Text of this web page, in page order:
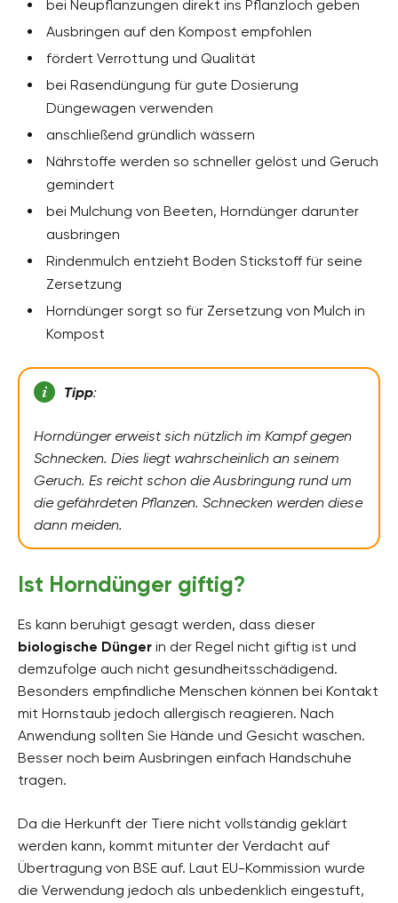
bei Neupflanzungen direkt ins Pflanzloch geben
Ausbringen auf den Kompost empfohlen
fördert Verrottung und Qualität
bei Rasendüngung für gute Dosierung
Düngewagen verwenden
anschließend gründlich wässern
Nährstoffe werden so schneller gelöst und Geruch
gemindert
bei Mulchung von Beeten, Horndünger darunter
ausbringen
Rindenmulch entzieht Boden Stickstoff für seine
Zersetzung
Horndünger sorgt so für Zersetzung von Mulch in
Kompost
Tipp:
Horndünger erweist sich nützlich im Kampf gegen
Schnecken. Dies liegt wahrscheinlich an seinem
Geruch. Es reicht schon die Ausbringung rund um
die gefährdeten Pflanzen. Schnecken werden diese
dann meiden.
Ist Horndünger giftig?
Es kann beruhigt gesagt werden, dass dieser
biologische Dünger in der Regel nicht giftig ist und
demzufolge auch nicht gesundheitsschädigend.
Besonders empfindliche Menschen können bei Kontakt
mit Hornstaub jedoch allergisch reagieren. Nach
Anwendung sollten Sie Hände und Gesicht waschen.
Besser noch beim Ausbringen einfach Handschuhe
tragen.
Da die Herkunft der Tiere nicht vollständig geklärt
werden kann, kommt mitunter der Verdacht auf
Übertragung von BSE auf. Laut EU-Kommission wurde
die Verwendung jedoch als unbedenklich eingestuft,